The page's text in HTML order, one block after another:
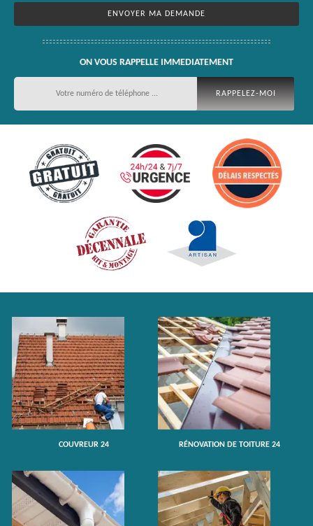
ON VOUS RAPPELLE IMMEDIATEMENT
COUVREUR 24 RÉNOVATION DE TOITURE 24